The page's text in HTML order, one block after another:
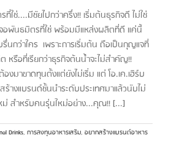
ใช่....มีชัยไปกว่าครึ่ง!! เริ่มต้นธุรกิจดี ไม่ใช่
อพันธมิตรที่ใช่ พร้อมมีแหล่งผลิตที่ดี แค่นี้
นกว่าใคร เพราะการเริ่มต้น ถือเป็นกุญแจที่
รือที่เรียกว่าธุรกิจต้นน้ำจะไม่สำคัญ!!
งมาขาดทุนตั้งแต่ยังไม่เริ่ม แต่ โอ.เค.เฮิร์บ
างแบรนด์ชั้นนำระดับประเทศมาแล้วนับไม่
หม่ สำหรับคนรุ่นใหม่อย่าง...คุณ!! [...]
Drinks, การลงทุนอาหารเสริม, อยากสร้างแบรนด์อาหาร